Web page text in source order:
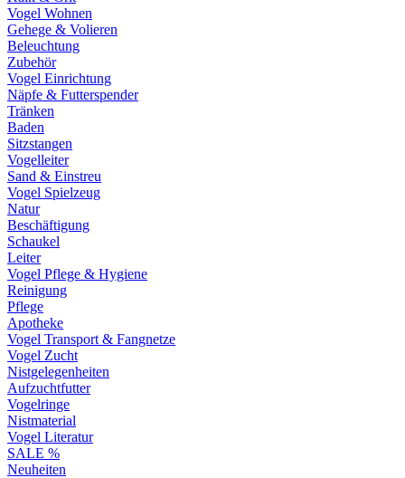
Vogel Wohnen
Gehege & Volieren
Beleuchtung
Zubehör
Vogel Einrichtung
Näpfe & Futterspender
Tränken
Baden
Sitzstangen
Vogelleiter
Sand & Einstreu
Vogel Spielzeug
Natur
Beschäftigung
Schaukel
Leiter
Vogel Pflege & Hygiene
Reinigung
Pflege
Apotheke
Vogel Transport & Fangnetze
Vogel Zucht
Nistgelegenheiten
Aufzuchtfutter
Vogelringe
Nistmaterial
Vogel Literatur
SALE %
Neuheiten